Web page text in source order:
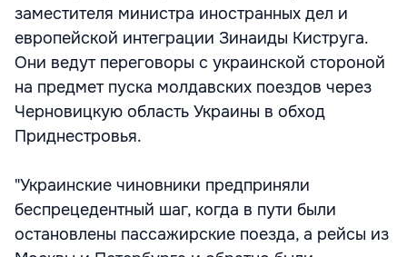
заместителя министра иностранных дел и
европейской интеграции Зинаиды Киструга.
Они ведут переговоры с украинской стороной
на предмет пуска молдавских поездов через
Черновицкую область Украины в обход
Приднестровья.
"Украинские чиновники предприняли
беспрецедентный шаг, когда в пути были
остановлены пассажирские поезда, а рейсы из